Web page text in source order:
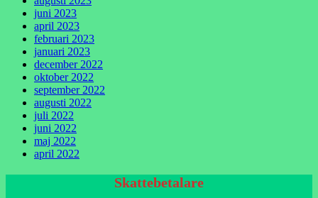
juni 2023
april 2023
februari 2023
januari 2023
december 2022
oktober 2022
september 2022
augusti 2022
juli 2022
juni 2022
maj 2022
april 2022
Skattebetalare